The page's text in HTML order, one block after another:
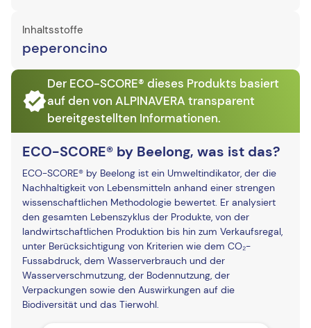
Inhaltsstoffe
peperoncino
Der ECO-SCORE® dieses Produkts basiert
auf den von ALPINAVERA transparent
bereitgestellten Informationen.
ECO-SCORE® by Beelong, was ist das?
ECO-SCORE® by Beelong ist ein Umweltindikator, der die
Nachhaltigkeit von Lebensmitteln anhand einer strengen
wissenschaftlichen Methodologie bewertet. Er analysiert
den gesamten Lebenszyklus der Produkte, von der
landwirtschaftlichen Produktion bis hin zum Verkaufsregal,
unter Berücksichtigung von Kriterien wie dem CO₂-
Fussabdruck, dem Wasserverbrauch und der
Wasserverschmutzung, der Bodennutzung, der
Verpackungen sowie den Auswirkungen auf die
Biodiversität und das Tierwohl.